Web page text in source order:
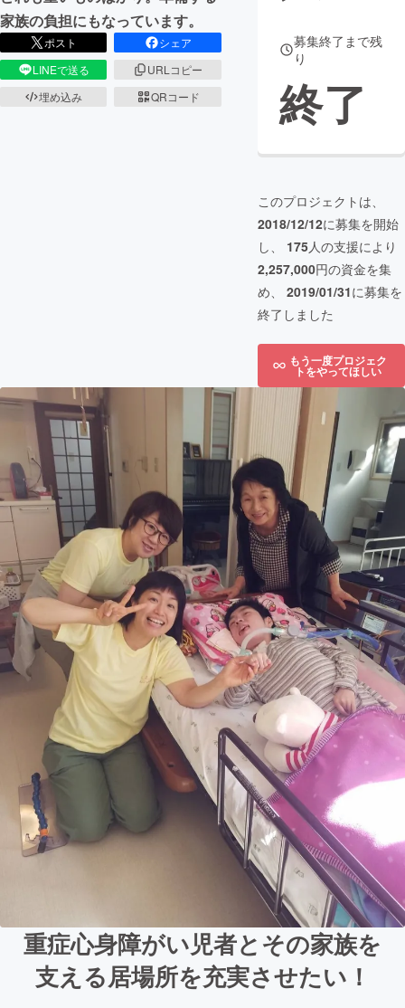
家族の負担にもなっています。
ポスト
シェア
LINEで送る
URLコピー
埋め込み
QRコード
募集終了まで残
り
終了
このプロジェクトは、
2018/12/12に募集を開始
し、 175人の支援により
2,257,000円の資金を集
め、 2019/01/31に募集を
終了しました
もう一度プロジェク
トをやってほしい
重症心身障がい児者とその家族を
支える居場所を充実させたい！